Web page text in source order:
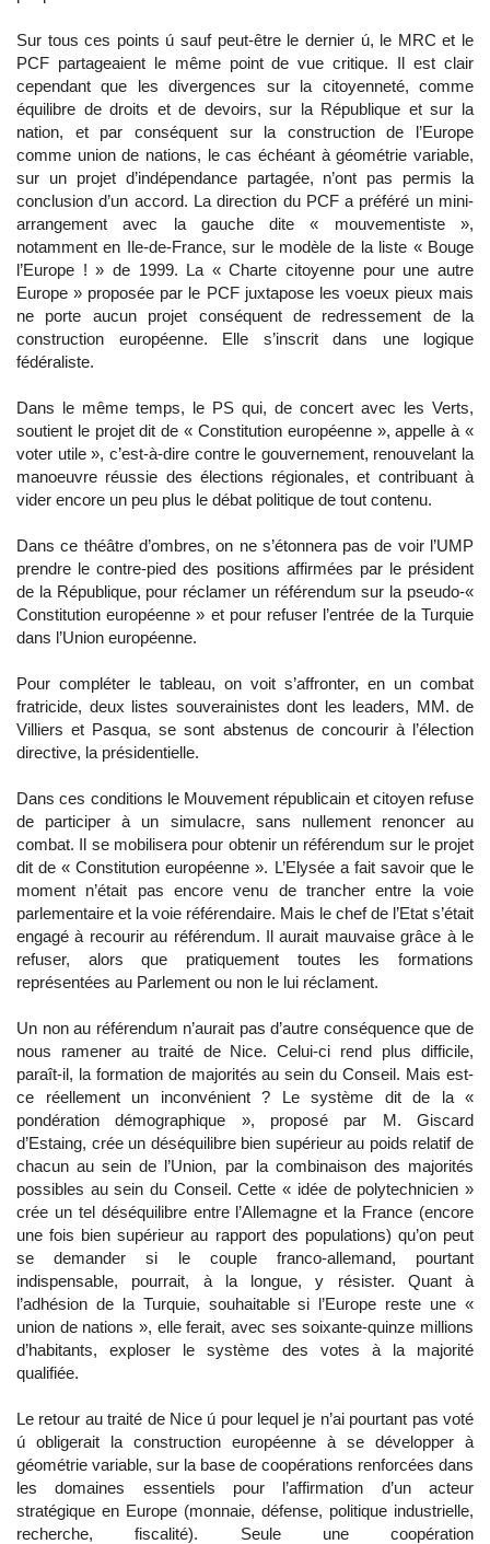
Sur tous ces points ú sauf peut-être le dernier ú, le MRC et le
PCF partageaient le même point de vue critique. Il est clair
cependant que les divergences sur la citoyenneté, comme
équilibre de droits et de devoirs, sur la République et sur la
nation, et par conséquent sur la construction de l’Europe
comme union de nations, le cas échéant à géométrie variable,
sur un projet d’indépendance partagée, n’ont pas permis la
conclusion d’un accord. La direction du PCF a préféré un mini-
arrangement avec la gauche dite « mouvementiste »,
notamment en Ile-de-France, sur le modèle de la liste « Bouge
l’Europe ! » de 1999. La « Charte citoyenne pour une autre
Europe » proposée par le PCF juxtapose les voeux pieux mais
ne porte aucun projet conséquent de redressement de la
construction européenne. Elle s’inscrit dans une logique
fédéraliste.
Dans le même temps, le PS qui, de concert avec les Verts,
soutient le projet dit de « Constitution européenne », appelle à «
voter utile », c’est-à-dire contre le gouvernement, renouvelant la
manoeuvre réussie des élections régionales, et contribuant à
vider encore un peu plus le débat politique de tout contenu.
Dans ce théâtre d’ombres, on ne s’étonnera pas de voir l’UMP
prendre le contre-pied des positions affirmées par le président
de la République, pour réclamer un référendum sur la pseudo-«
Constitution européenne » et pour refuser l’entrée de la Turquie
dans l’Union européenne.
Pour compléter le tableau, on voit s’affronter, en un combat
fratricide, deux listes souverainistes dont les leaders, MM. de
Villiers et Pasqua, se sont abstenus de concourir à l’élection
directive, la présidentielle.
Dans ces conditions le Mouvement républicain et citoyen refuse
de participer à un simulacre, sans nullement renoncer au
combat. Il se mobilisera pour obtenir un référendum sur le projet
dit de « Constitution européenne ». L’Elysée a fait savoir que le
moment n’était pas encore venu de trancher entre la voie
parlementaire et la voie référendaire. Mais le chef de l’Etat s’était
engagé à recourir au référendum. Il aurait mauvaise grâce à le
refuser, alors que pratiquement toutes les formations
représentées au Parlement ou non le lui réclament.
Un non au référendum n’aurait pas d’autre conséquence que de
nous ramener au traité de Nice. Celui-ci rend plus difficile,
paraît-il, la formation de majorités au sein du Conseil. Mais est-
ce réellement un inconvénient ? Le système dit de la «
pondération démographique », proposé par M. Giscard
d’Estaing, crée un déséquilibre bien supérieur au poids relatif de
chacun au sein de l’Union, par la combinaison des majorités
possibles au sein du Conseil. Cette « idée de polytechnicien »
crée un tel déséquilibre entre l’Allemagne et la France (encore
une fois bien supérieur au rapport des populations) qu’on peut
se demander si le couple franco-allemand, pourtant
indispensable, pourrait, à la longue, y résister. Quant à
l’adhésion de la Turquie, souhaitable si l’Europe reste une «
union de nations », elle ferait, avec ses soixante-quinze millions
d’habitants, exploser le système des votes à la majorité
qualifiée.
Le retour au traité de Nice ú pour lequel je n’ai pourtant pas voté
ú obligerait la construction européenne à se développer à
géométrie variable, sur la base de coopérations renforcées dans
les domaines essentiels pour l’affirmation d’un acteur
stratégique en Europe (monnaie, défense, politique industrielle,
recherche, fiscalité). Seule une coopération